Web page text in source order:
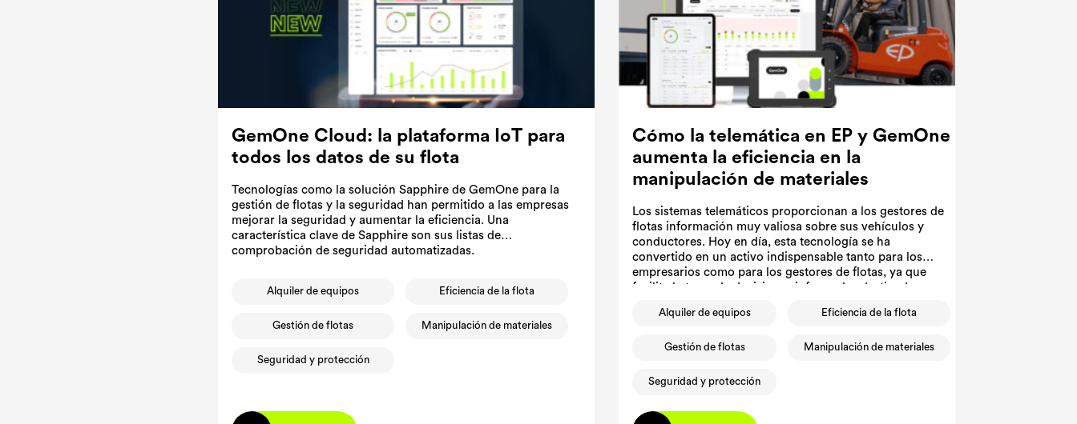
GemOne Cloud: la plataforma IoT para
todos los datos de su flota
Tecnologías como la solución Sapphire de GemOne para la
gestión de flotas y la seguridad han permitido a las empresas
mejorar la seguridad y aumentar la eficiencia. Una
característica clave de Sapphire son sus listas de
comprobación de seguridad automatizadas.
Alquiler de equipos Eficiencia de la flota
Gestión de flotas Manipulación de materiales
Seguridad y protección
Cómo la telemática en EP y GemOne
aumenta la eficiencia en la
manipulación de materiales
Los sistemas telemáticos proporcionan a los gestores de
flotas información muy valiosa sobre sus vehículos y
conductores. Hoy en día, esta tecnología se ha
convertido en un activo indispensable tanto para los
empresarios como para los gestores de flotas, ya que
facilita la toma de decisiones informadas destinadas a
Alquiler de equipos Eficiencia de la flota
Gestión de flotas Manipulación de materiales
Seguridad y protección